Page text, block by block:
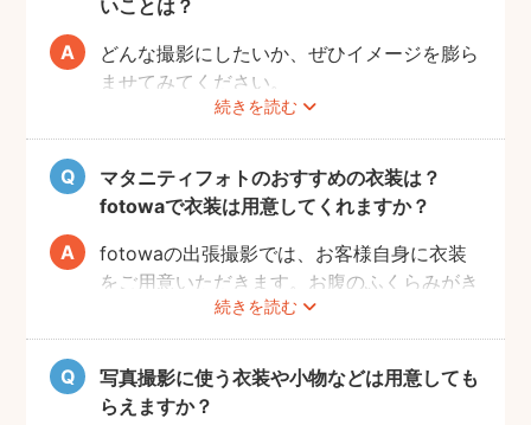
能です。
いことは？
続きを読む
どんな撮影にしたいか、ぜひイメージを膨ら
ませてみてください。
Instagramやママ向けの雑誌などで、素敵な
撮影事例を見たり、サッシュベルト等の撮影
小物について情報収集するのも楽しいです
よ。また、何より大事なのは被写体のママと
お腹の赤ちゃんの健康です。当日無理せず撮
影を行えるよう、日々健やかに過ごしていた
だければと思います。
マタニティフォトのおすすめの衣装は？
fotowaで衣装は用意してくれますか？
続きを読む
fotowaの出張撮影では、お客様自身に衣装
をご用意いただきます。お腹のふくらみがき
れいに見える薄手のお洋服や、チューブトッ
プにスカート等で、素肌を写すスタイルも人
気です。どうぞお好きな衣装で撮影を楽しん
でくださいね。
写真撮影に使う衣装や小物などは用意しても
らえますか？